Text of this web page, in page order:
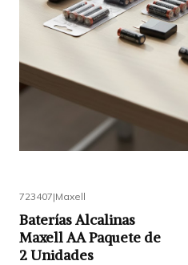
723407|Maxell
Baterías Alcalinas
Maxell AA Paquete de
2 Unidades